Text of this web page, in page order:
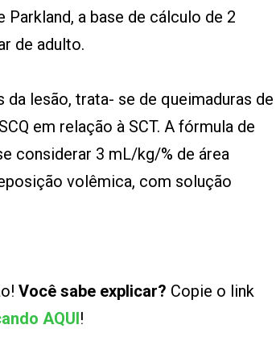
a base de cálculo de 2
de adulto.
lesão, trata- se de queimaduras de
em relação à SCT. A fórmula de
considerar 3 mL/kg/% de área
volêmica, com solução
Você sabe explicar? Copie o link
AQUI!